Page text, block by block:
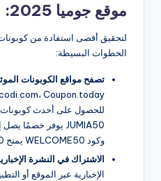
موقع جوميا 2025:
لتحقيق أقصى استفادة من
الخطوات البسيطة:
تصفح مواقع الكوبونات
للحصول على أحدث كوبونات
وكود WELCOME50 يمنح 20% خصمًا للعملاء الجدد.
الاشتراك في النشرة
الإخبارية عبر الموقع أو